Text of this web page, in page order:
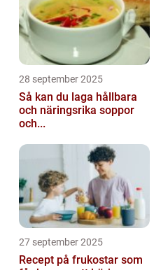
28 september 2025
Så kan du laga hållbara
och näringsrika soppor
och...
27 september 2025
Recept på frukostar som